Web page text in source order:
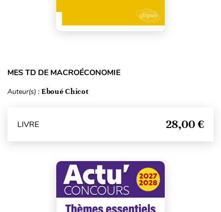
MES TD DE MACROÉCONOMIE
Auteur(s) : Eboué Chicot
LIVRE 28,00 €